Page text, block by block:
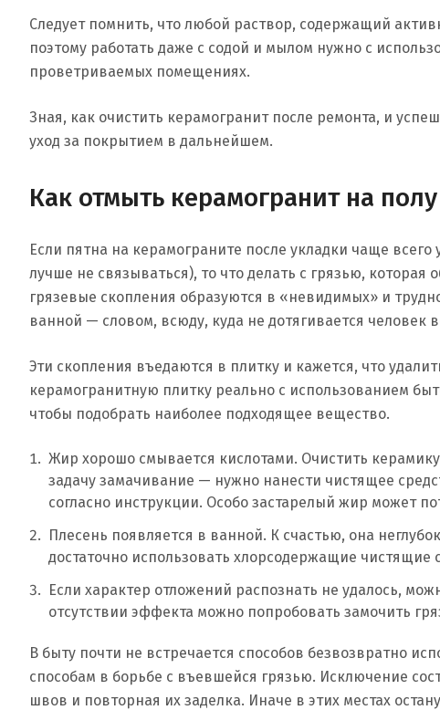
Следует помнить, что любой раствор, содержащий
поэтому работать даже с содой и мылом нужно с
проветриваемых помещениях.
Зная, как очистить керамогранит после ремонта, и
уход за покрытием в дальнейшем.
Как отмыть керамогранит на
Если пятна на керамограните после укладки чаще
лучше не связываться), то что делать с грязью,
грязевые скопления образуются в «невидимых» и
ванной — словом, всюду, куда не дотягивается человек
Эти скопления въедаются в плитку и кажется, что
керамогранитную плитку реально с использованием
чтобы подобрать наиболее подходящее вещество.
Жир хорошо смывается кислотами. Очистить
задачу замачивание — нужно нанести чистящее
согласно инструкции. Особо застарелый жир может
Плесень появляется в ванной. К счастью, она
достаточно использовать хлорсодержащие чистящие
Если характер отложений распознать не удалось,
отсутствии эффекта можно попробовать замочить
В быту почти не встречается способов безвозвратно
способам в борьбе с въевшейся грязью. Исключение
швов и повторная их заделка. Иначе в этих местах